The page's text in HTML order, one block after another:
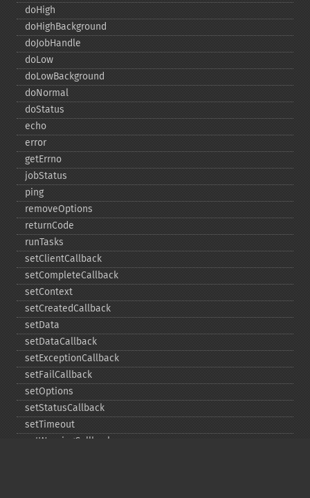
doHigh
doHighBackground
doJobHandle
doLow
doLowBackground
doNormal
doStatus
echo
error
getErrno
jobStatus
ping
removeOptions
returnCode
runTasks
setClientCallback
setCompleteCallback
setContext
setCreatedCallback
setData
setDataCallback
setExceptionCallback
setFailCallback
setOptions
setStatusCallback
setTimeout
setWarningCallback